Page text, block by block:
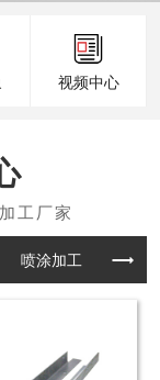
视频中心
喷涂加工 折板